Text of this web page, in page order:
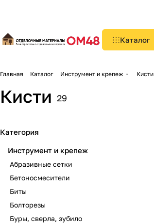
Каталог
Главная Каталог Инструмент и крепеж Кисти
Кисти 29
Категория
Инструмент и крепеж
Абразивные сетки
Бетоносмесители
Биты
Болторезы
Буры, сверла, зубило